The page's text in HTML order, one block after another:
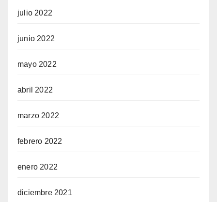
julio 2022
junio 2022
mayo 2022
abril 2022
marzo 2022
febrero 2022
enero 2022
diciembre 2021